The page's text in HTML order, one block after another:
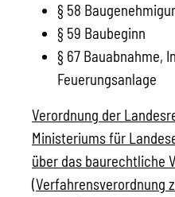
§ 58
§ 59 Baubeginn
§ 67 Bauabnahme,
Feuerungsanlage
Verordnung der
Ministeriums für
über das baurechtliche
(Verfahrensverordnung